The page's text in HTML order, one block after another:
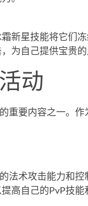
新星技能将它们
为自己提供宝贵的
动
重要内容之一。
法术攻击能力和
高自己的PvP技能